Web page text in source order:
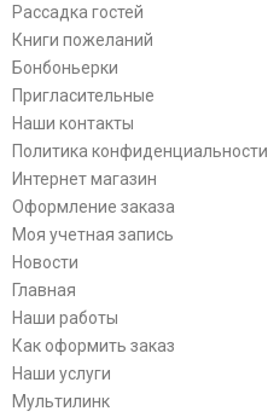
Рассадка гостей
Книги пожеланий
Бонбоньерки
Пригласительные
Наши контакты
Политика конфиденциальности
Интернет магазин
Оформление заказа
Моя учетная запись
Новости
Главная
Наши работы
Как оформить заказ
Наши услуги
Мультилинк